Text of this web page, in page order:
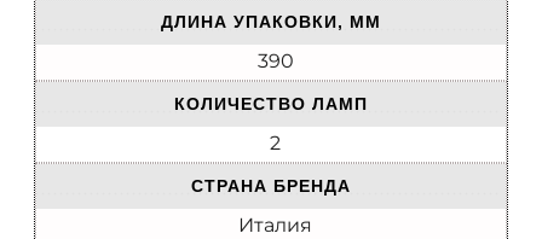
ДЛИНА УПАКОВКИ, ММ
390
КОЛИЧЕСТВО ЛАМП
2
СТРАНА БРЕНДА
Италия